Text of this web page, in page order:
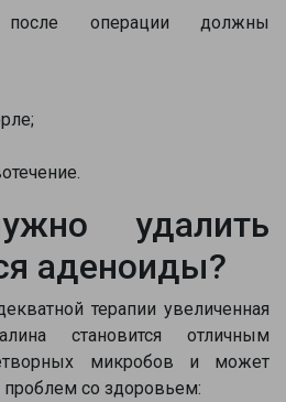
операции должны
удалить
аденоиды?
терапии увеличенная
становится отличным
микробов и может
со здоровьем: